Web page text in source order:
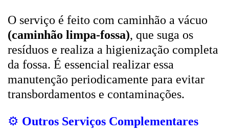
O serviço é feito com caminhão a vácuo
(caminhão limpa-fossa), que suga os
resíduos e realiza a higienização completa
da fossa. É essencial realizar essa
manutenção periodicamente para evitar
transbordamentos e contaminações.
⚙️ Outros Serviços Complementares